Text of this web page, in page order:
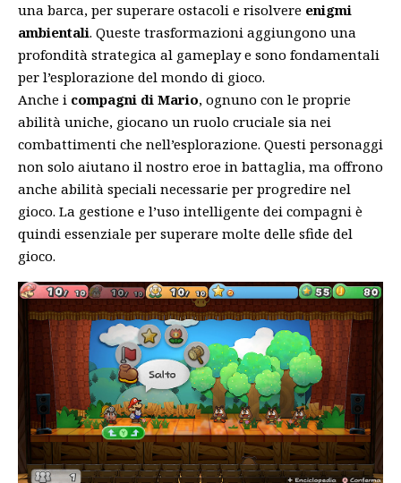
una barca, per superare ostacoli e risolvere enigmi
ambientali. Queste trasformazioni aggiungono una
profondità strategica al gameplay e sono fondamentali
per l’esplorazione del mondo di gioco.
Anche i compagni di Mario, ognuno con le proprie
abilità uniche, giocano un ruolo cruciale sia nei
combattimenti che nell’esplorazione. Questi personaggi
non solo aiutano il nostro eroe in battaglia, ma offrono
anche abilità speciali necessarie per progredire nel
gioco. La gestione e l’uso intelligente dei compagni è
quindi essenziale per superare molte delle sfide del
gioco.